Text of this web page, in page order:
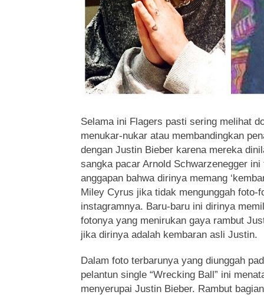
Selama ini Flagers pasti sering melihat
menukar-nukar atau membandingkan
dengan Justin Bieber karena mereka
sangka pacar Arnold Schwarzenegger
anggapan bahwa dirinya memang
Miley Cyrus jika tidak mengunggah foto-
instagramnya. Baru-baru ini dirinya
fotonya yang menirukan gaya rambut
jika dirinya adalah kembaran asli Justin.
Dalam foto terbarunya yang diunggah
pelantun single “Wrecking Ball” ini
menyerupai Justin Bieber. Rambut